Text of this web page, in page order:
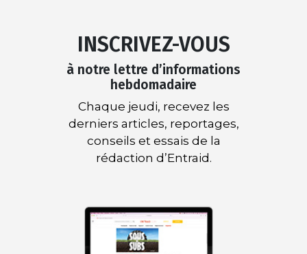
INSCRIVEZ-VOUS
à notre lettre d’informations
hebdomadaire
Chaque jeudi, recevez les
derniers articles, reportages,
conseils et essais de la
rédaction d’Entraid.